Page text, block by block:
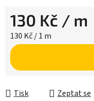
130 Kč / m
Měrná cena:
130 Kč / 1 m
Tisk Zeptat se